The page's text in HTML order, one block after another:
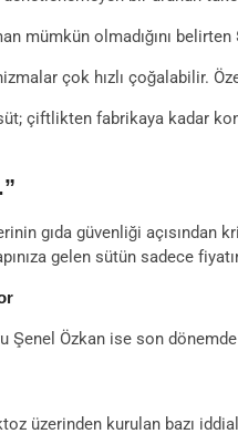
mümkün olmadığını
çok hızlı çoğalabilir.
çiftlikten fabrikaya kadar
gıda güvenliği
gelen sütün sadece
Özkan ise son
üzerinden kurulan bazı